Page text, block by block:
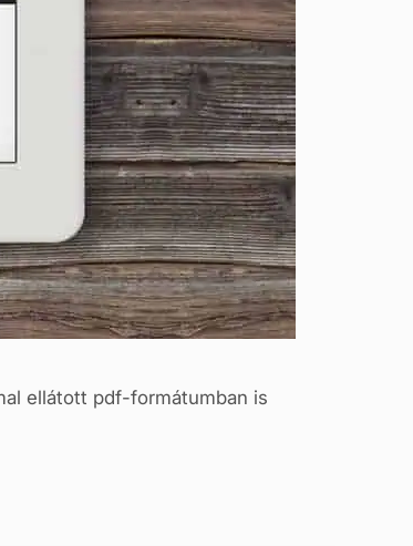
ellátott pdf-formátumban is